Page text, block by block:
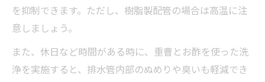
を抑制できます。ただし、樹脂製配管の場合は高温に注
意しましょう。
また、休日など時間がある時に、重曹とお酢を使った洗
浄を実施すると、排水管内部のぬめりや臭いも軽減でき